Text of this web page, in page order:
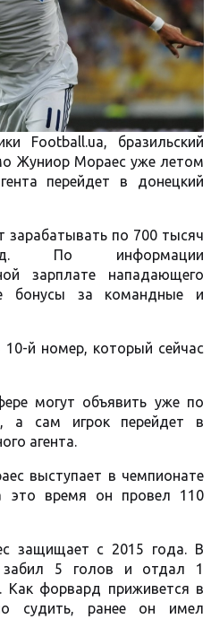
Football.ua, бразильский
Жуниор Мораес уже летом
перейдет в донецкий
зарабатывать по 700 тысяч
По информации
зарплате нападающего
бонусы за командные и
й номер, который сейчас
могут объявить уже по
а сам игрок перейдет в
агента.
выступает в чемпионате
это время он провел 110
защищает с 2015 года. В
забил 5 голов и отдал 1
Как форвард приживется в
судить, ранее он имел